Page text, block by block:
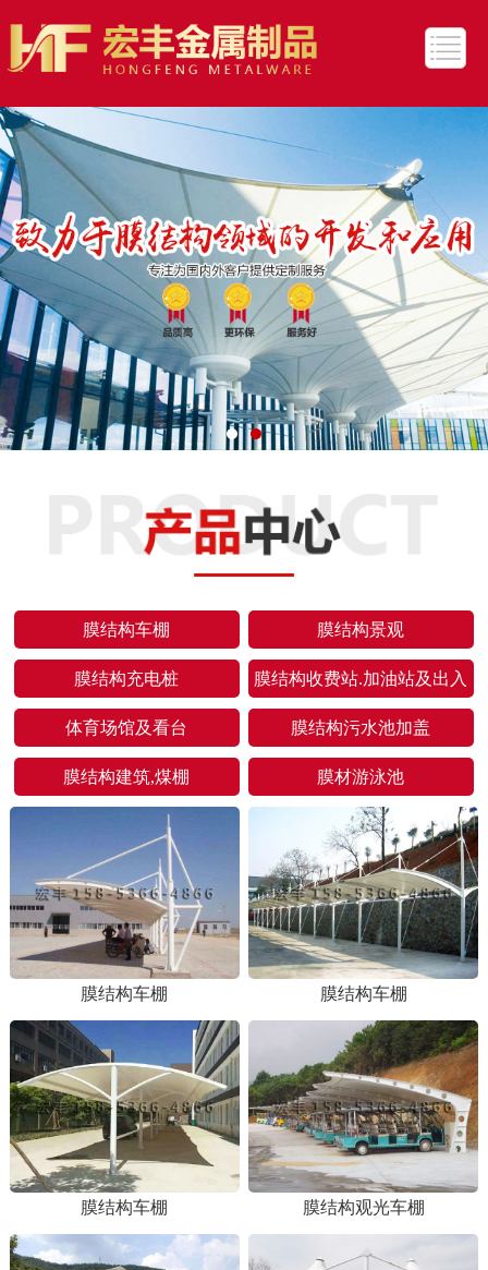
膜结构车棚 膜结构景观
膜结构充电桩 膜结构收费站.加油站及出入
口
体育场馆及看台 膜结构污水池加盖
膜结构建筑,煤棚 膜材游泳池
膜结构车棚 膜结构车棚
膜结构车棚 膜结构观光车棚